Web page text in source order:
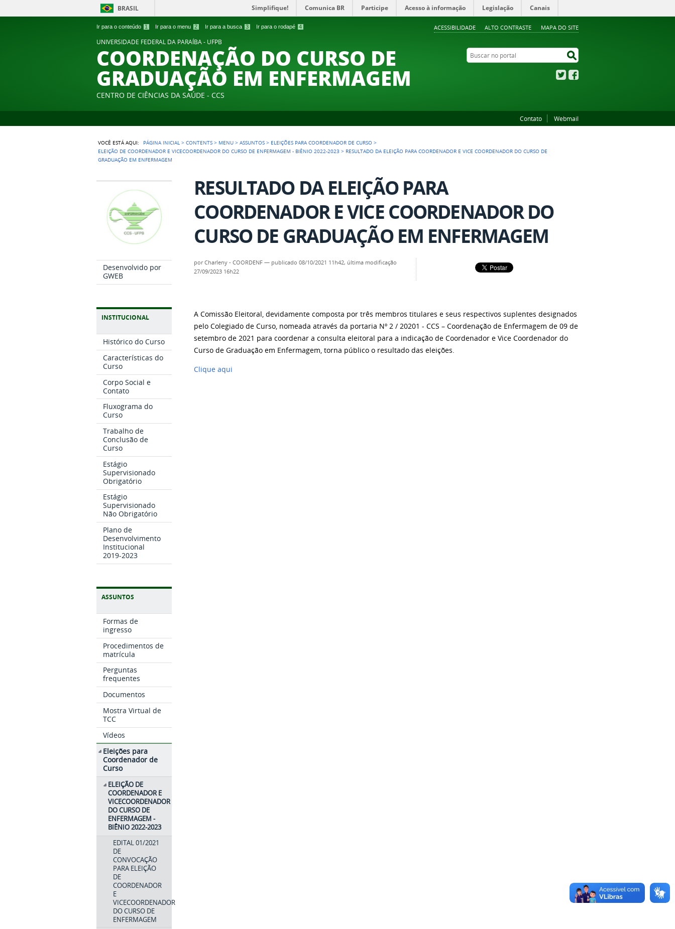
Ir para o conteúdo 1 Ir para o menu 2 Ir para a busca 3 Ir para o rodapé 4 ACESSIBILIDADE ALTO CONTRASTE MAPA DO SITE
BRASIL Simplifique! Comunica BR Participe Acesso à informação Legislação Canais
UNIVERSIDADE FEDERAL DA PARAÍBA - UFPB
COORDENAÇÃO DO CURSO DE
GRADUAÇÃO EM ENFERMAGEM
CENTRO DE CIÊNCIAS DA SAÚDE - CCS
Buscar no portal
Twitter
Contato Webmail
VOCÊ ESTÁ AQUI: PÁGINA INICIAL >CONTENTS > MENU >ASSUNTOS > ELEIÇÕES PARA COORDENADOR DE CURSO >
ELEIÇÃO DE COORDENADOR E VICECOORDENADOR DO CURSO DE ENFERMAGEM - BIÊNIO 2022-2023 > RESULTADO DA ELEIÇÃO PARA COORDENADOR E VICE COORDENADOR DO CURSO DE
GRADUAÇÃO EM ENFERMAGEM
Desenvolvido por
GWEB
INSTITUCIONAL
Histórico do Curso
Características do
Curso
Corpo Social e
Contato
Fluxograma do
Curso
Trabalho de
Conclusão de
Curso
Estágio
Supervisionado
Obrigatório
Estágio
Supervisionado
Não Obrigatório
Plano de
Desenvolvimento
Institucional
2019-2023
ASSUNTOS
Formas de
ingresso
Procedimentos de
matrícula
Perguntas
frequentes
Documentos
Mostra Virtual de
TCC
Vídeos
Eleições para
Coordenador de
Curso
ELEIÇÃO DE
COORDENADOR E
VICECOORDENADOR
DO CURSO DE
ENFERMAGEM -
BIÊNIO 2022-2023
EDITAL 01/2021
DE
CONVOCAÇÃO
PARA ELEIÇÃO
DE
COORDENADOR
E
VICECOORDENADOR
DO CURSO DE
ENFERMAGEM
RESULTADO DA ELEIÇÃO PARA
COORDENADOR E VICE COORDENADOR DO
CURSO DE GRADUAÇÃO EM ENFERMAGEM
porCharleny - COORDENF — publicado 08/10/2021 11h42, última modificação
27/09/2023 16h22
A Comissão Eleitoral, devidamente composta por três membros titulares e seus respectivos suplentes designados
pelo Colegiado de Curso, nomeada através da portaria Nº 2 / 20201 - CCS – Coordenação de Enfermagem de 09 de
setembro de 2021 para coordenar a consulta eleitoral para a indicação de Coordenador e Vice Coordenador do
Curso de Graduação em Enfermagem, torna público o resultado das eleições.
Clique aqui